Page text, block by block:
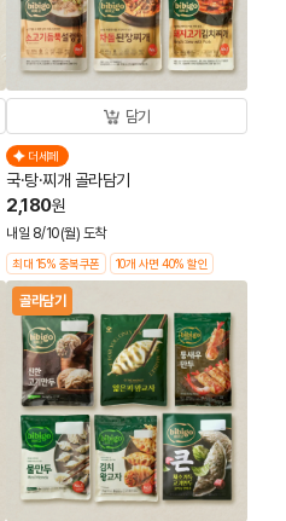
담기
더세페
국·탕·찌개 골라담기
2,180원
내일 8/10(월) 도착
최대 15% 중복쿠폰 10개 사면 40% 할인
골라담기